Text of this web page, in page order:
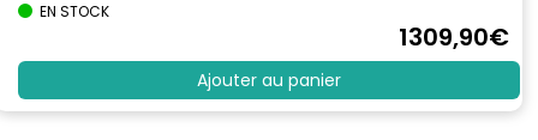
EN STOCK
1309,90€
Ajouter au panier